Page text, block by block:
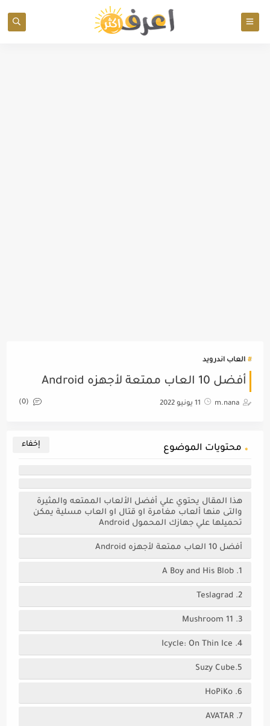
العاب اندرويد
أفضل 10 العاب ممتعة لأجهزه Android
m.nana 11 يونيو 2022 (0)
محتويات الموضوع
هذا المقال يحتوي علي أفضل الألعاب الممتعه والمثيرة
والتى منها ألعاب مغامرة او قتال او العاب مسلية يمكن
تحميلها علي جهازك المحمول Android
أفضل 10 العاب ممتعة لأجهزه Android
1. A Boy and His Blob‏
2. Teslagrad‏
3. Mushroom 11
4. Icycle: On Thin Ice
5.Suzy Cube
6. HoPiKo‏
7. AVATAR